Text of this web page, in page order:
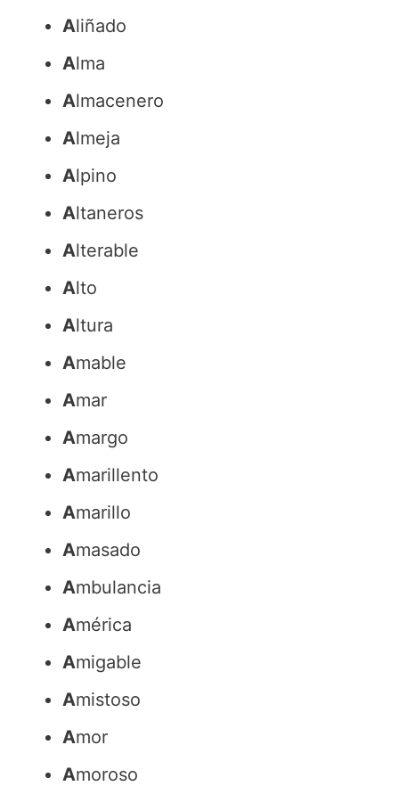
Aliñado
Alma
Almacenero
Almeja
Alpino
Altaneros
Alterable
Alto
Altura
Amable
Amar
Amargo
Amarillento
Amarillo
Amasado
Ambulancia
América
Amigable
Amistoso
Amor
Amoroso